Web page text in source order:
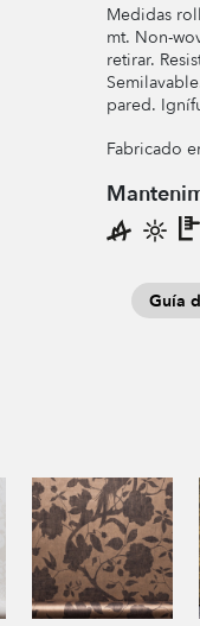
Medidas
mt. Non-
retirar.
pared.
Fabricado
Guía